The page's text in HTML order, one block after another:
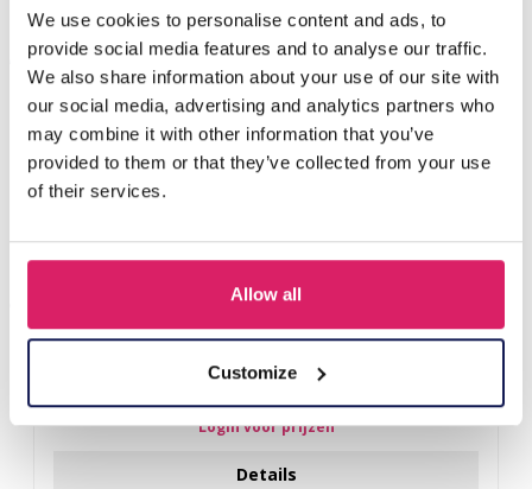
We use cookies to personalise content and ads, to
provide social media features and to analyse our traffic.
We also share information about your use of our site with
our social media, advertising and analytics partners who
may combine it with other information that you’ve
provided to them or that they’ve collected from your use
of their services.
Allow all
Customize
Anderen kochten ook
I-A3.2 E015-003G S. Steel Earrings 12mm
Login voor prijzen
Details